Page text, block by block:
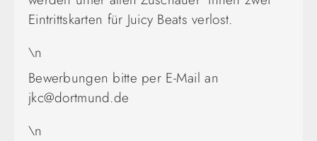
Eintrittskarten für Juicy Beats verlost.
\n
Bewerbungen bitte per E-Mail an
jkc@dortmund.de
\n